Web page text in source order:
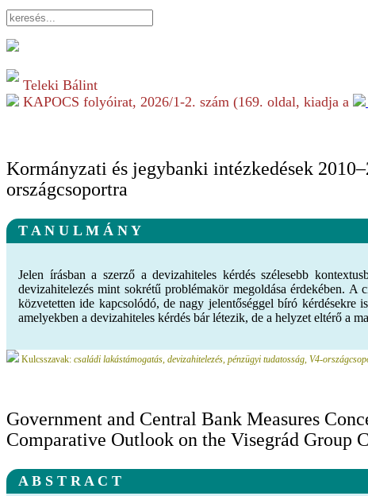
Teleki Bálint
KAPOCS folyóirat, 2026/1-2. szám (169. oldal, kiadja a
Kormányzati és jegybanki intézkedések
országcsoportra
T A N U L M Á N Y
Jelen írásban a szerző a devizahiteles kérdés szélesebb
devizahitelezés mint sokrétű problémakör megoldása érdekében.
közvetetten ide kapcsolódó, de nagy jelentőséggel bíró
amelyekben a devizahiteles kérdés bár létezik, de a helyzet eltérő a
Kulcsszavak: családi lakástámogatás, devizahitelezés, pénzügyi tudatosság, V4-
Government and Central Bank Measures
Comparative Outlook on the Visegrád Group
A B S T R A C T